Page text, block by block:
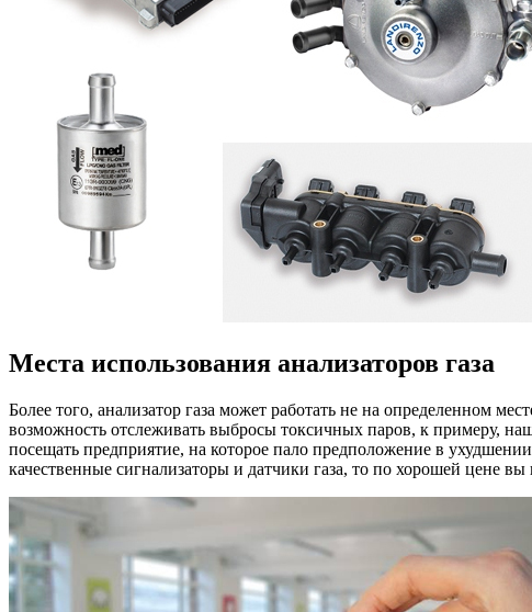
Места использования анализаторов газа
Более того, анализатор газа может работать не на определенном
возможность отслеживать выбросы токсичных паров, к примеру,
посещать предприятие, на которое пало предположение в
качественные сигнализаторы и датчики газа, то по хорошей цене